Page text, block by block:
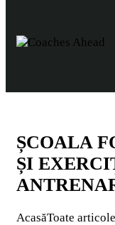
ȘCOALA
ȘI
AcasăToate